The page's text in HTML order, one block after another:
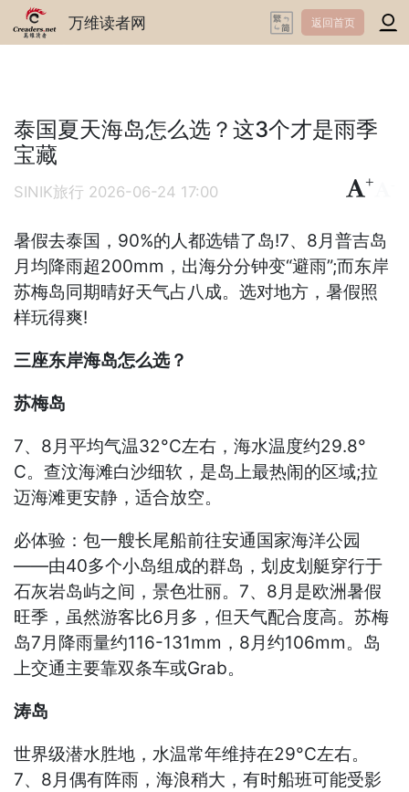
万维读者网 返回首页
泰国夏天海岛怎么选？这3个才是雨季
宝藏
SINIK旅行 2026-06-24 17:00
+
暑假去泰国，90%的人都选错了岛!7、8月普吉岛
月均降雨超200mm，出海分分钟变“避雨”;而东岸
苏梅岛同期晴好天气占八成。选对地方，暑假照
样玩得爽!
三座东岸海岛怎么选？
苏梅岛
7、8月平均气温32°C左右，海水温度约29.8°
C。查汶海滩白沙细软，是岛上最热闹的区域;拉
迈海滩更安静，适合放空。
必体验：包一艘长尾船前往安通国家海洋公园
——由40多个小岛组成的群岛，划皮划艇穿行于
石灰岩岛屿之间，景色壮丽。7、8月是欧洲暑假
旺季，虽然游客比6月多，但天气配合度高。苏梅
岛7月降雨量约116-131mm，8月约106mm。岛
上交通主要靠双条车或Grab。
涛岛
世界级潜水胜地，水温常年维持在29°C左右。
7、8月偶有阵雨，海浪稍大，有时船班可能受影